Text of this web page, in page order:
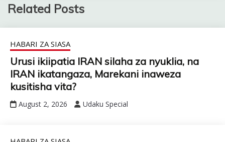
Related Posts
HABARI ZA SIASA
Urusi ikiipatia IRAN silaha za nyuklia, na
IRAN ikatangaza, Marekani inaweza
kusitisha vita?
August 2, 2026 Udaku Special